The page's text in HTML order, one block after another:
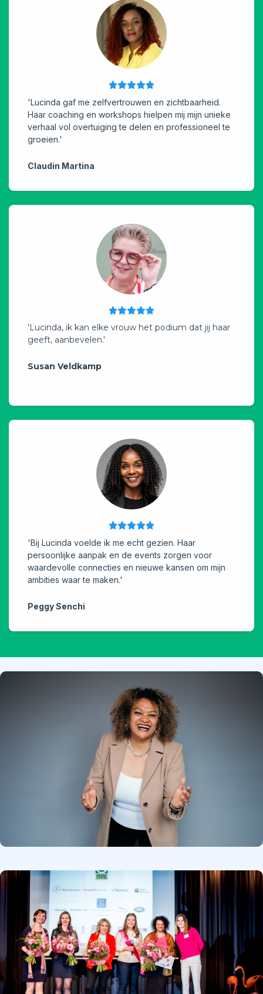
'Lucinda gaf me zelfvertrouwen en zichtbaarheid.
Haar coaching en workshops hielpen mij mijn unieke
verhaal vol overtuiging te delen en professioneel te
groeien.'
Claudin Martina
'Lucinda, ik kan elke vrouw het podium dat jij haar
geeft, aanbevelen.'
Susan Veldkamp
'Bij Lucinda voelde ik me echt gezien. Haar
persoonlijke aanpak en de events zorgen voor
waardevolle connecties en nieuwe kansen om mijn
ambities waar te maken.'
Peggy Senchi